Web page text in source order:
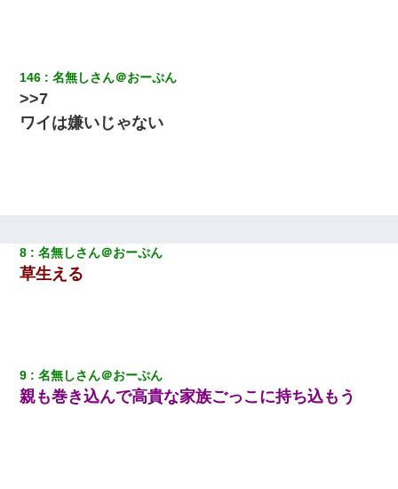
「…」
【まぬけ】夫「離婚だ！」私「わかった。で？」夫「慰謝料
だ！」私「いいけど弁護士通して。私も請求する」夫「」
選ばれたの！絶対見に来てね！」→悲しい結果がこれ・・・
【戦争】不妊の俺嫁に弟嫁が2日間4歳児を託児 俺嫁はそこまで気
にしてなかったが、あまりにも子供が俺嫁に懐くので最後らへん
顔引きつってた → そして弟嫁が迎えに来た翌日…
146 名無しさん＠おーぷん
>>7
ワイは嫌いじゃない
8 名無しさん＠おーぷん
草生える
9 名無しさん＠おーぷん
親も巻き込んで高貴な家族ごっこに持ち込もう